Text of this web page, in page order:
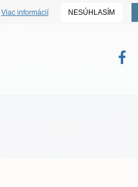
Viac informácií NESÚHLASÍM